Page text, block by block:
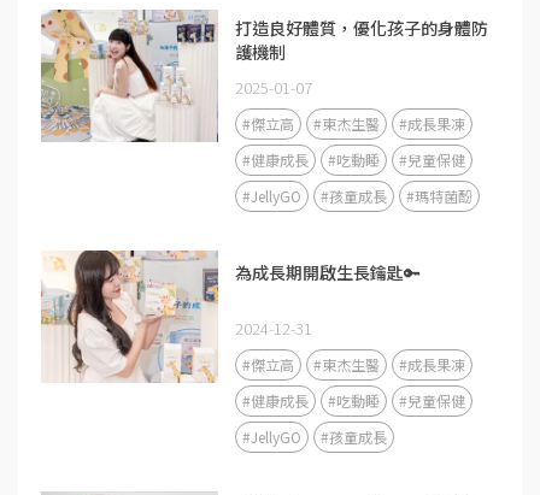
打造良好體質，優化孩子的身體防
護機制
2025-01-07
#傑立高 #東杰生醫
#成長果凍
#健康成長
#吃動睡
#兒童保健
#JellyGO
#孩童成長 #瑪特菌酚
為成長期開啟生長鑰匙🔑
2024-12-31
#傑立高 #東杰生醫
#成長果凍
#健康成長
#吃動睡
#兒童保健
#JellyGO
#孩童成長